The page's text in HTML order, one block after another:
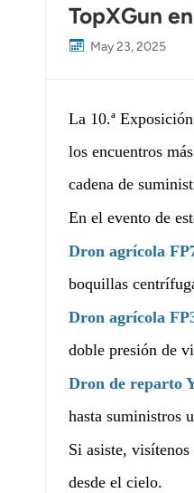
TopXGun
May 23, 2025
La 10.ª
los encuentros
cadena de
En el evento de
Dron agrícola
boquillas
Dron agrícola
doble presión de
Dron de reparto
hasta suministros
Si asiste,
desde el cielo.